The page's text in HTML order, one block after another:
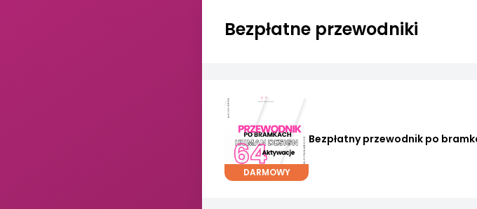
Bezpłatne przewodniki
DARMOWY
Bezpłatny przewodnik po